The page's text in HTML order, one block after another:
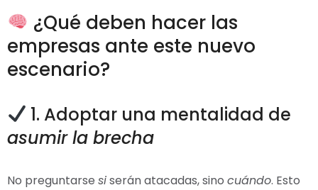
¿Qué deben hacer las
empresas ante este nuevo
escenario?
1. Adoptar una mentalidad de
asumir la brecha
No preguntarse siserán atacadas, sino cuándo. Esto